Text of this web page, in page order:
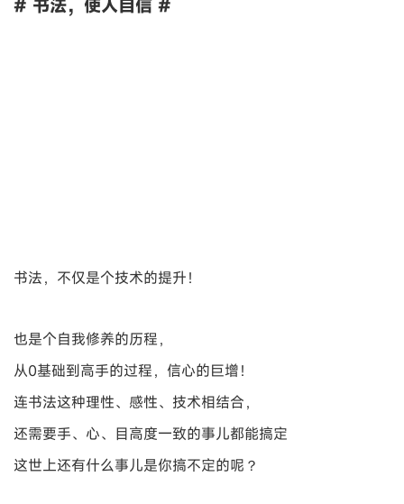
# 书法，使人自信 #
书法，不仅是个技术的提升！
也是个自我修养的历程，
从0基础到高手的过程，信心的巨增！
连书法这种理性、感性、技术相结合，
还需要手、心、目高度一致的事儿都能搞定
这世上还有什么事儿是你搞不定的呢？